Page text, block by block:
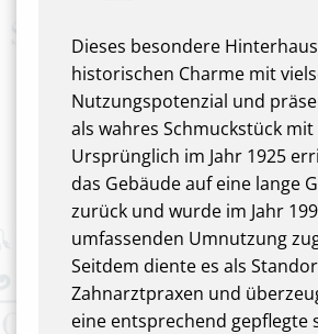
Dieses besondere
historischen Charme mit
Nutzungspotenzial und
als wahres Schmuckstück
Ursprünglich im Jahr 1925
das Gebäude auf eine lange
zurück und wurde im Jahr
umfassenden Umnutzung
Seitdem diente es als
Zahnarztpraxen und
eine entsprechend gepflegte